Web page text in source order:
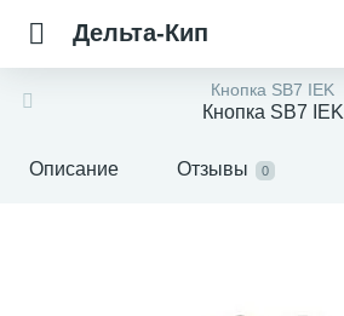
Дельта-Кип
Кнопка SB7 IEK
Кнопка SB7 IEK
Описание Отзывы 0